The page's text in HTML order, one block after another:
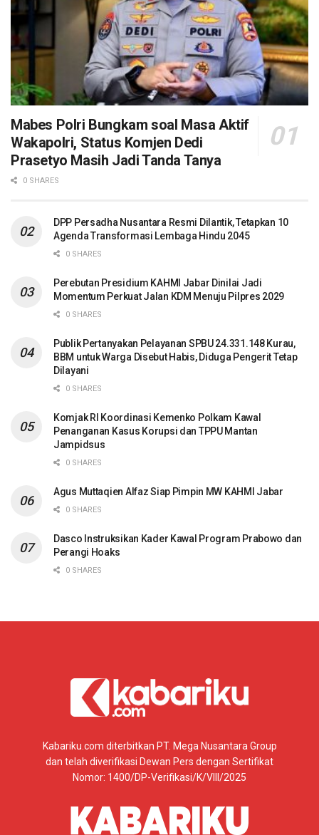
Mabes Polri Bungkam soal Masa Aktif
Wakapolri, Status Komjen Dedi
Prasetyo Masih Jadi Tanda Tanya
0 SHARES
DPP Persadha Nusantara Resmi Dilantik, Tetapkan 10
Agenda Transformasi Lembaga Hindu 2045
0 SHARES
Perebutan Presidium KAHMI Jabar Dinilai Jadi
Momentum Perkuat Jalan KDM Menuju Pilpres 2029
0 SHARES
Publik Pertanyakan Pelayanan SPBU 24.331.148 Kurau,
BBM untuk Warga Disebut Habis, Diduga Pengerit Tetap
Dilayani
0 SHARES
Komjak RI Koordinasi Kemenko Polkam Kawal
Penanganan Kasus Korupsi dan TPPU Mantan
Jampidsus
0 SHARES
Agus Muttaqien Alfaz Siap Pimpin MW KAHMI Jabar
0 SHARES
Dasco Instruksikan Kader Kawal Program Prabowo dan
Perangi Hoaks
0 SHARES
Kabariku.com diterbitkan PT. Mega Nusantara Group
dan telah diverifikasi Dewan Pers dengan Sertifikat
Nomor: 1400/DP-Verifikasi/K/VIII/2025